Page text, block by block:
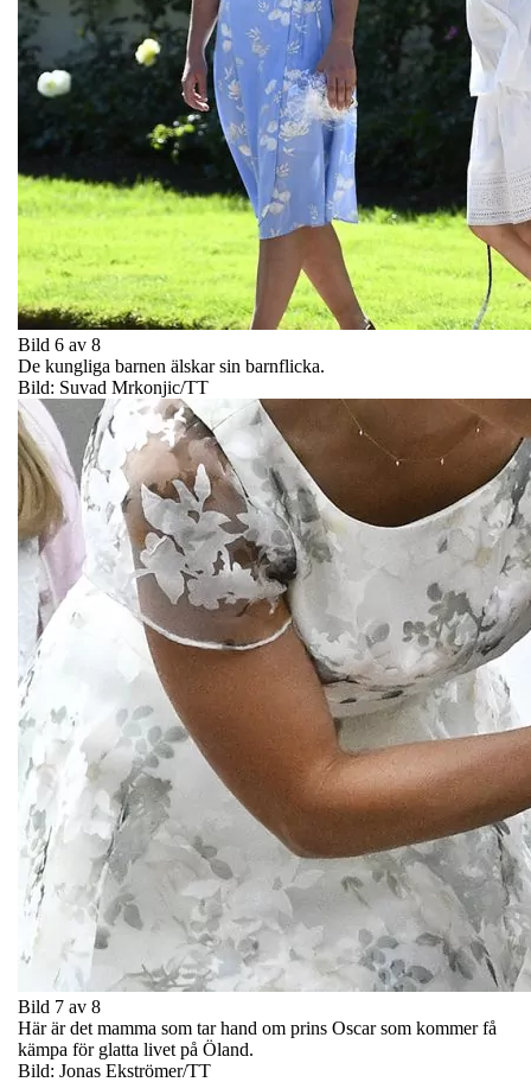
Bild 6 av 8
De kungliga barnen älskar sin barnflicka.
Bild: Suvad Mrkonjic/TT
Bild 7 av 8
Här är det mamma som tar hand om prins Oscar som kommer få
kämpa för glatta livet på Öland.
Bild: Jonas Ekströmer/TT